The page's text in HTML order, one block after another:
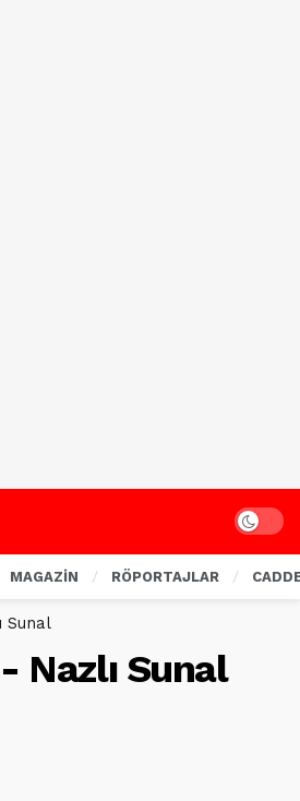
Dark
MAGAZİN RÖPORTAJLAR
Sunal
Nazlı Sunal